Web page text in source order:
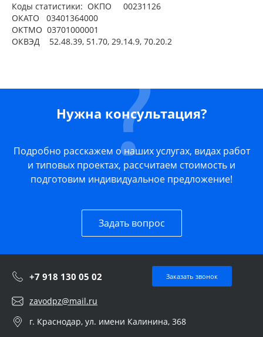
Коды статистики: ОКПО 00231126
ОКАТО 03401364000
ОКТМО 03701000001
ОКВЭД 52.48.39, 51.70, 29.14.9, 70.20.2
Нужна консультация?
Подробно расскажем о наших услугах, видах работ
и типовых проектах, рассчитаем стоимость и
подготовим индивидуальное предложение!
Задать вопрос
+7 918 130 05 02 Заказать звонок
zavodpz@mail.ru
г. Краснодар, ул. имени Калинина, 368